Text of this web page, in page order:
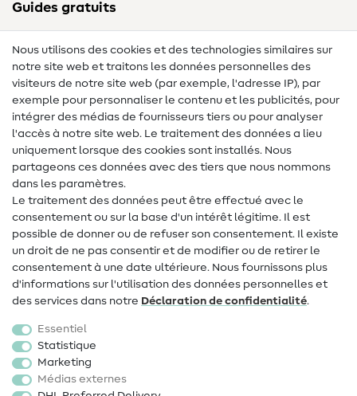
Guides gratuits
Lexique de couture
Tutos de couture
Aide & contact
Contact
Changement de propriétaire
FAQ
Droit de rétractation
Populaire
Accessoires de couture
Promotions
Nous utilisons des cookies et des technologies similaires sur
notre site web et traitons les données personnelles des
visiteurs de notre site web (par exemple, l'adresse IP), par
exemple pour personnaliser le contenu et les publicités, pour
intégrer des médias de fournisseurs tiers ou pour analyser
l'accès à notre site web. Le traitement des données a lieu
uniquement lorsque des cookies sont installés. Nous
partageons ces données avec des tiers que nous nommons
dans les paramètres.
Le traitement des données peut être effectué avec le
consentement ou sur la base d'un intérêt légitime. Il est
possible de donner ou de refuser son consentement. Il existe
un droit de ne pas consentir et de modifier ou de retirer le
consentement à une date ultérieure. Nous fournissons plus
d'informations sur l'utilisation des données personnelles et
des services dans notre Déclaration de confidentialité.
Essentiel
Statistique
Marketing
Médias externes